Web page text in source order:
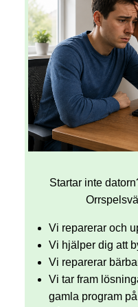
Startar inte
Vi reparerar och
Vi hjälper dig att
Vi reparerar
Vi tar fram
gamla program